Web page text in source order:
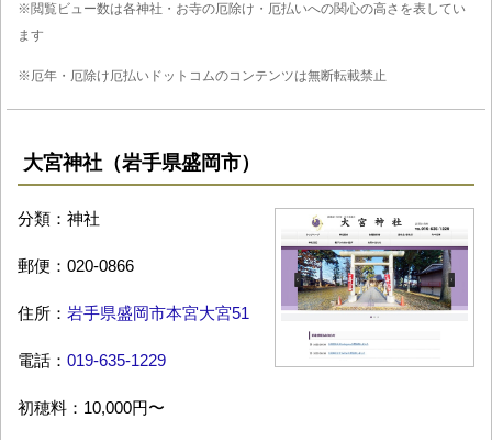
※閲覧ビュー数は各神社・お寺の厄除け・厄払いへの関心の高さを表してい
ます
※厄年・厄除け厄払いドットコムのコンテンツは無断転載禁止
大宮神社（岩手県盛岡市）
分類：神社
郵便：020-0866
住所： 岩手県盛岡市本宮大宮51
電話： 019-635-1229
初穂料：10,000円〜